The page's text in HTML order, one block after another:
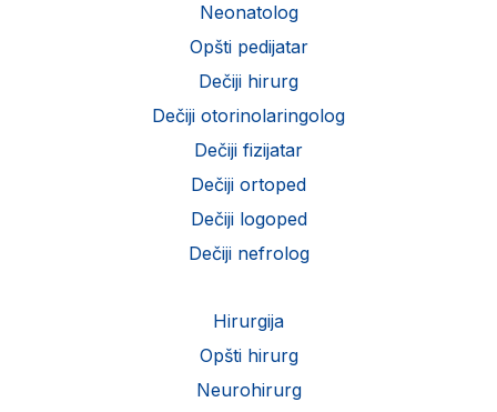
Neonatolog
Opšti pedijatar
Dečiji hirurg
Dečiji otorinolaringolog
Dečiji fizijatar
Dečiji ortoped
Dečiji logoped
Dečiji nefrolog
Hirurgija
Opšti hirurg
Neurohirurg